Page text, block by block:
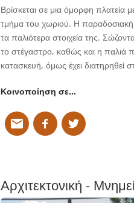
Βρίσκεται σε μια όμορφη
τμήμα του χωριού. Η παραδοσιακή
τα παλιότερα στοιχεία της.
το στέγαστρο, καθώς και η παλιά
κατασκευή, όμως έχει διατηρηθεί
Κοινοποίηση σε…
Αρχιτεκτονική -